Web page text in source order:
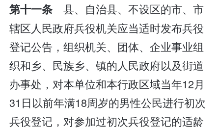
第十一条 县、自治县、不设区的市、市
辖区人民政府兵役机关应当适时发布兵役
登记公告，组织机关、团体、企业事业组
织和乡、民族乡、镇的人民政府以及街道
办事处，对本单位和本行政区域当年12月
31日以前年满18周岁的男性公民进行初次
兵役登记，对参加过初次兵役登记的适龄